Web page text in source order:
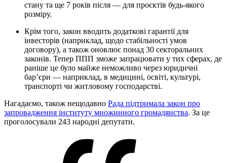
стану та ще 7 років після — для проєктів будь-якого
розміру.
Крім того, закон вводить додаткові гарантії для
інвесторів (наприклад, щодо стабільності умов
договору), а також оновлює понад 30 секторальних
законів. Тепер ППП зможе запрацювати у тих сферах, де
раніше це було майже неможливо через юридичні
бар’єри — наприклад, в медицині, освіті, культурі,
транспорті чи житловому господарстві.
Нагадаємо, також нещодавно Рада підтримала закон про
запровадження інституту множинного громадянства. За це
проголосували 243 народні депутати.